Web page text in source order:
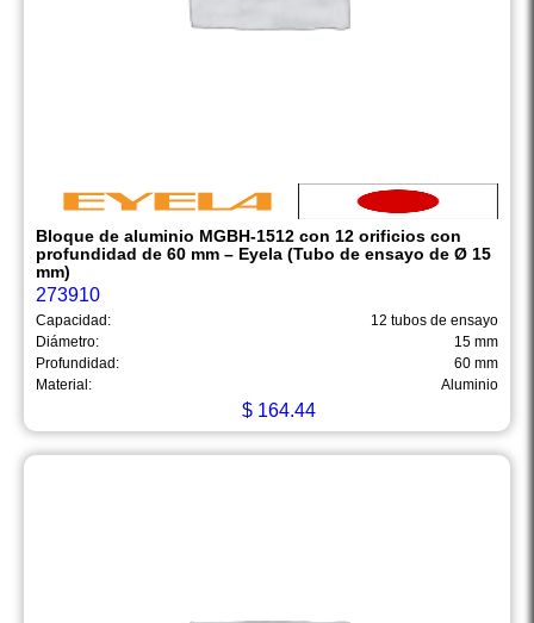
Bloque de aluminio MGBH-1512 con 12 orificios con
profundidad de 60 mm – Eyela (Tubo de ensayo de Ø 15
mm)
273910
Capacidad:
12 tubos de ensayo
Diámetro:
15 mm
Profundidad:
60 mm
Material:
Aluminio
$ 164.44